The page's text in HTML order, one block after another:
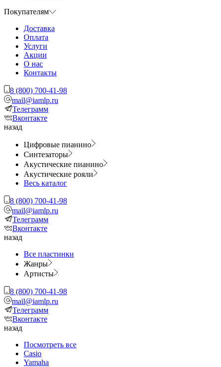
Покупателям
Доставка
Оплата
Услуги
Акции
О нас
Контакты
8 (800) 700-41-98
mail@iamlp.ru
Телеграмм
Вконтакте
назад
Цифровые пианино
Синтезаторы
Акустические пианино
Акустические рояли
Весь каталог
8 (800) 700-41-98
mail@iamlp.ru
Телеграмм
Вконтакте
назад
Все пластинки
Жанры
Артисты
8 (800) 700-41-98
mail@iamlp.ru
Телеграмм
Вконтакте
назад
Посмотреть все
Casio
Yamaha